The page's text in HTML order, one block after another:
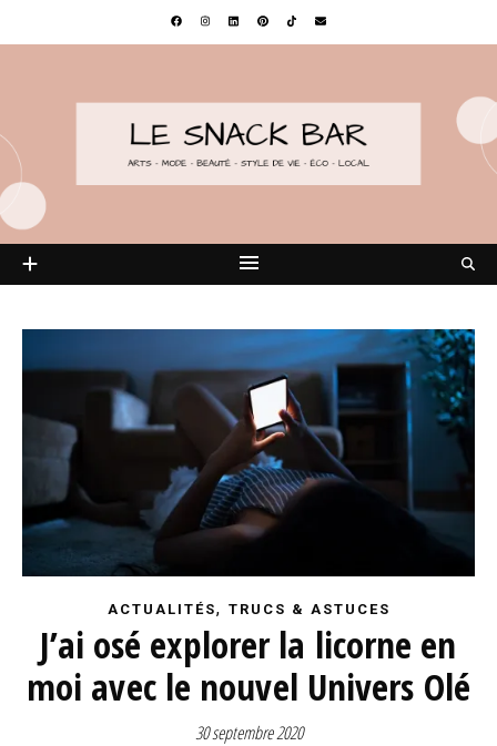
ACTUALITÉS, TRUCS & ASTUCES
J’ai osé explorer la licorne en
moi avec le nouvel Univers Olé
30 septembre 2020